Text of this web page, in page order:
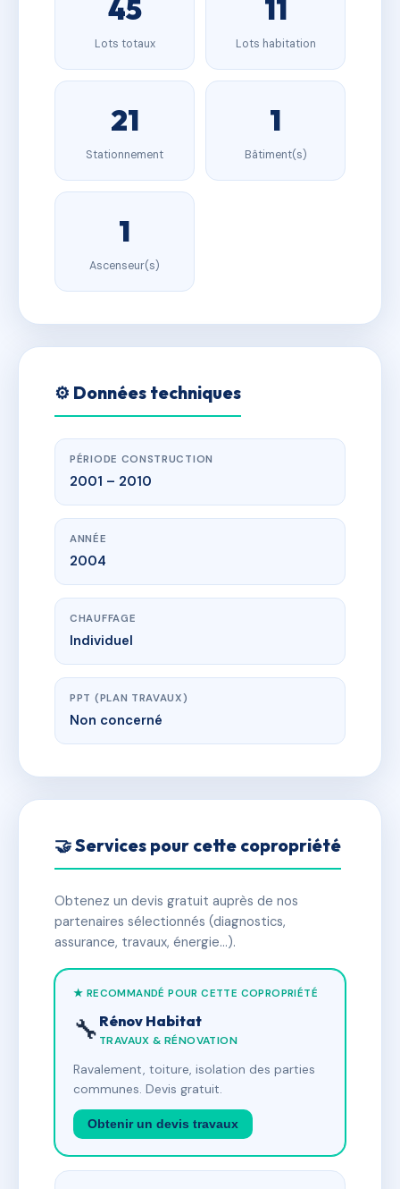
45
Lots totaux
11
Lots habitation
21
Stationnement
1
Bâtiment(s)
1
Ascenseur(s)
⚙️ Données techniques
PÉRIODE CONSTRUCTION
2001 – 2010
ANNÉE
2004
CHAUFFAGE
Individuel
PPT (PLAN TRAVAUX)
Non concerné
🤝 Services pour cette copropriété
Obtenez un devis gratuit auprès de nos
partenaires sélectionnés (diagnostics,
assurance, travaux, énergie…).
★ RECOMMANDÉ POUR CETTE COPROPRIÉTÉ
🔧 Rénov Habitat
TRAVAUX & RÉNOVATION
Ravalement, toiture, isolation des parties
communes. Devis gratuit.
Obtenir un devis travaux